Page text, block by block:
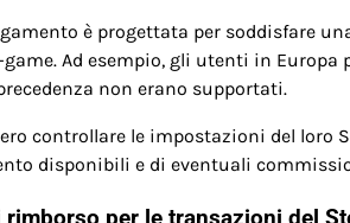
è progettata per soddisfare
Ad esempio, gli utenti in
non erano supportati.
controllare le impostazioni del loro
disponibili e di eventuali